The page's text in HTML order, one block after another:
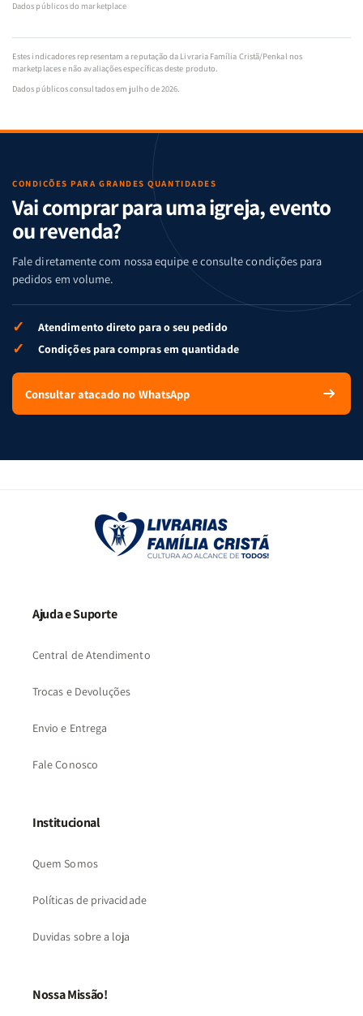
Dados públicos do marketplace
Estes indicadores representam a reputação da Livraria Família Cristã/Penkal nos
marketplaces e não avaliações específicas deste produto.
Dados públicos consultados em julho de 2026.
CONDIÇÕES PARA GRANDES QUANTIDADES
Vai comprar para uma igreja, evento
ou revenda?
Fale diretamente com nossa equipe e consulte condições para
pedidos em volume.
✓ Atendimento direto para o seu pedido
✓ Condições para compras em quantidade
Consultar atacado no WhatsApp
Ajuda e Suporte
Central de Atendimento
Trocas e Devoluções
Envio e Entrega
Fale Conosco
Institucional
Quem Somos
Políticas de privacidade
Duvidas sobre a loja
Nossa Missão!